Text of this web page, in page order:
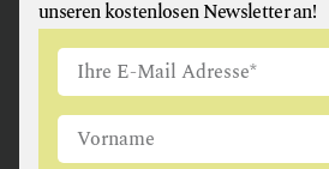
ANGUS & ARTHUR
FLEISCH + FLEISCHERZEUGNISSE
unseren kostenlosen Newsletter an!